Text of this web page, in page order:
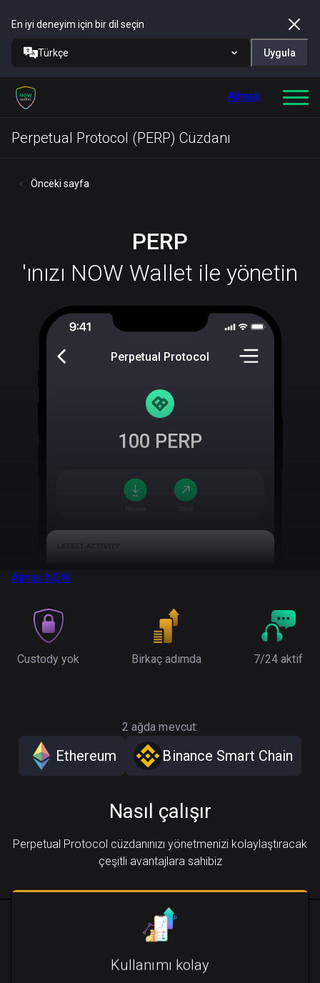
En iyi deneyim için bir dil seçin
Türkçe Uygula
Almak
Perpetual Protocol (PERP) Cüzdanı
Önceki sayfa
PERP
'ınızı NOW Wallet ile yönetin
Perpetual Protocol
100 PERP
Almak NOW
Custody yok Birkaç adımda 7/24 aktif
2 ağda mevcut:
Ethereum Binance Smart Chain
Nasıl çalışır
Perpetual Protocol cüzdanınızı yönetmenizi kolaylaştıracak
çeşitli avantajlara sahibiz
Kullanımı kolay